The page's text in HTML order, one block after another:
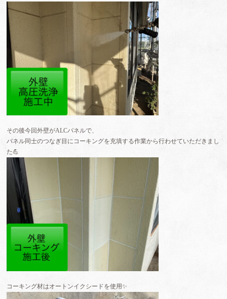
その後今回外壁がALCパネルで、
パネル同士のつなぎ目にコーキングを充填する作業から行わせていただきまし
た💪
コーキング材はオートンイクシードを使用✨